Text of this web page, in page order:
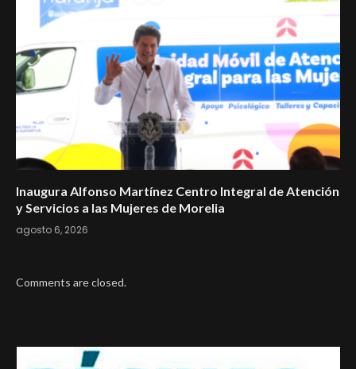
Inaugura Alfonso Martínez Centro Integral de Atención
y Servicios a las Mujeres de Morelia
agosto 6, 2026
Comments are closed.